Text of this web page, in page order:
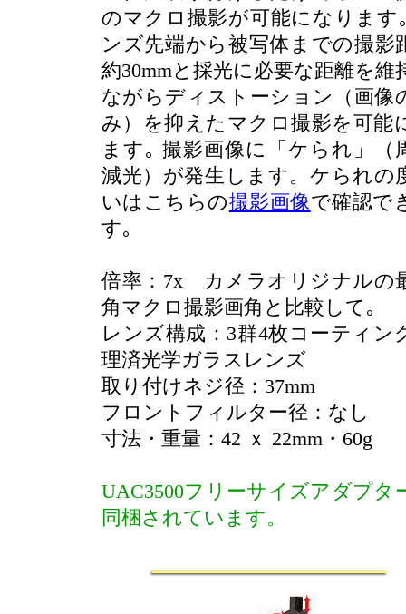
のマクロ撮影が可能になります
ンズ先端から被写体までの撮影
約30mmと採光に必要な距離を維
ながらディストーション（画像
み）を抑えたマクロ撮影を可能
ます｡ 撮影画像に「ケられ」（
減光）が発生します。ケられの
いはこちらの撮影画像で確認で
す｡
倍率：7x カメラオリジナルの
角マクロ撮影画角と比較して｡
レンズ構成：3群4枚コーティン
理済光学ガラスレンズ
取り付けネジ径：37mm
フロントフィルター径：なし
寸法・重量：42 ｘ 22mm・60g
UAC3500フリーサイズアダプタ
同梱されています。